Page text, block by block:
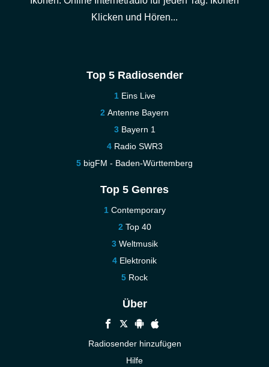
Klicken und Hören...
Top 5 Radiosender
Eins Live
Antenne Bayern
Bayern 1
Radio SWR3
bigFM - Baden-Württemberg
Top 5 Genres
Contemporary
Top 40
Weltmusik
Elektronik
Rock
Über
Radiosender hinzufügen
Hilfe